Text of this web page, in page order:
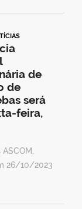
de
de
será
feira,
26/10/2023